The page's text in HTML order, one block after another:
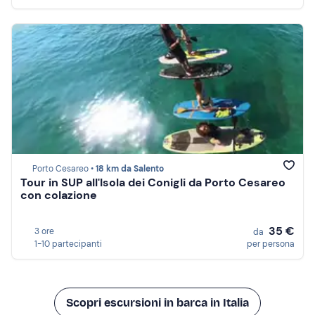
Porto Cesareo •18 km da Salento
Tour in SUP all'Isola dei Conigli da Porto Cesareo
con colazione
3 ore
1-10 partecipanti
da 35 €
per persona
Scopri escursioni in barca in Italia